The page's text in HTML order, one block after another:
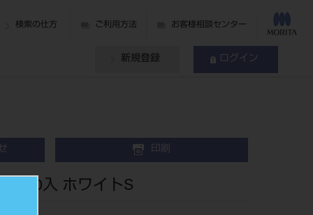
検索の仕方 ご利用方法 お客様相談センター
新規登録 ログイン
印刷
200入 ホワイトS